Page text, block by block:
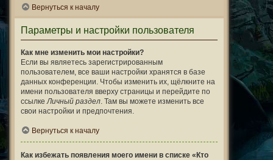
Вернуться к началу
Параметры и настройки пользователя
Как мне изменить мои настройки?
Если вы являетесь зарегистрированным
пользователем, все ваши настройки хранятся в базе
данных конференции. Чтобы изменить их, щёлкните на
имени пользователя вверху страницы и перейдите по
ссылкеЛичный раздел. Там вы можете изменить все
свои настройки и предпочтения.
Вернуться к началу
Как избежать появления моего имени в списке «Кто